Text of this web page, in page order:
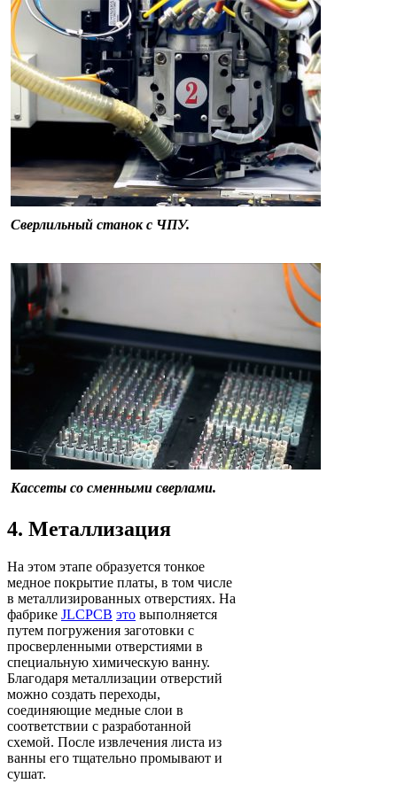
Сверлильный станок с ЧПУ.
Кассеты со сменными сверлами.
4. Металлизация
На этом этапе образуется тонкое
медное покрытие платы, в том числе
в металлизированных отверстиях. На
фабрике JLCPCB это выполняется
путем погружения заготовки с
просверленными отверстиями в
специальную химическую ванну.
Благодаря металлизации отверстий
можно создать переходы,
соединяющие медные слои в
соответствии с разработанной
схемой. После извлечения листа из
ванны его тщательно промывают и
сушат.